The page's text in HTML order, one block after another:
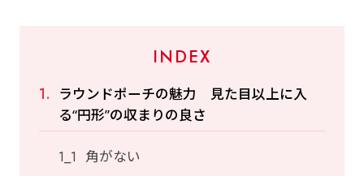
INDEX
ラウンドポーチの魅力 見た目以上に入
る“円形”の収まりの良さ
角がない